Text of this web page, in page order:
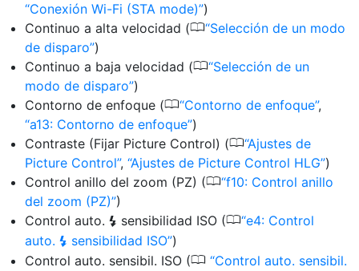
Conexión Wi-Fi (STA mode) )
Continuo a alta velocidad (0 Selección de un modo
de disparo )
Continuo a baja velocidad (0 Selección de un
modo de disparo )
Contorno de enfoque (0 Contorno de enfoque ,
a13: Contorno de enfoque )
Contraste (Fijar Picture Control) (0 Ajustes de
Picture Control , Ajustes de Picture Control HLG )
Control anillo del zoom (PZ) (0 f10: Control anillo
del zoom (PZ) )
Control auto. c sensibilidad ISO (0 e4: Control
auto. c sensibilidad ISO )
Control auto. sensibil. ISO (0 Control auto. sensibil.